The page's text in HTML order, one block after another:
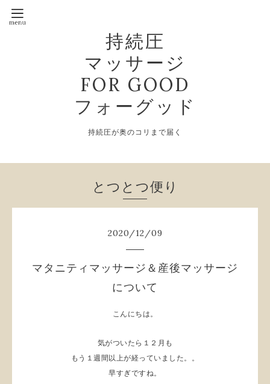
持続圧
マッサージ
FOR GOOD
フォーグッド
持続圧が奥のコリまで届く
とつとつ便り
2020/12/09
マタニティマッサージ＆産後マッサージ
について
こんにちは。
気がついたら１２月も
もう１週間以上が経っていました。。
早すぎですね。